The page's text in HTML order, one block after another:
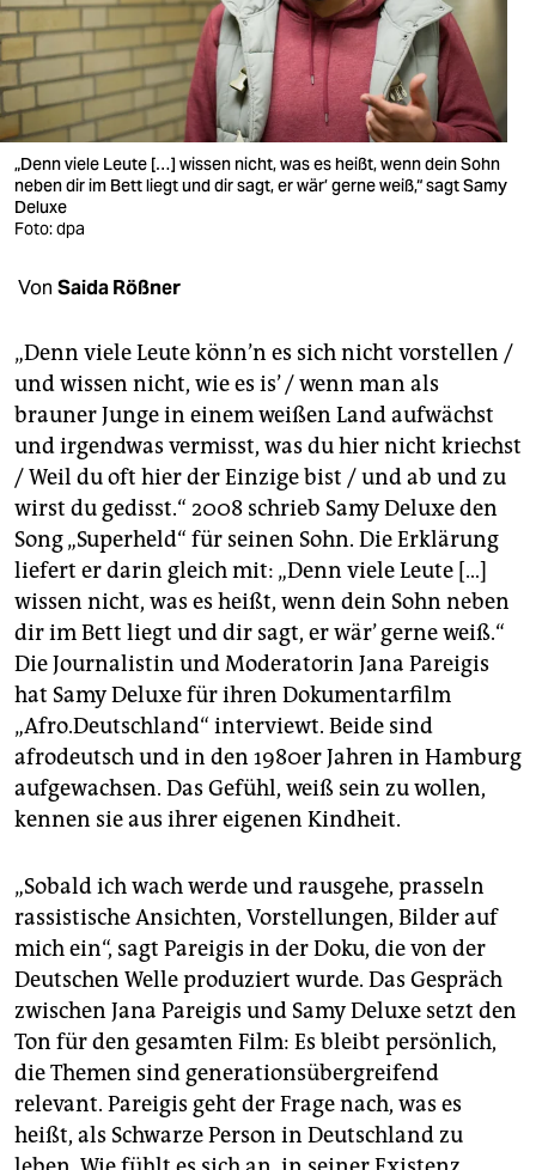
wahrheit
verlag
verlag
veranstaltungen
shop
fragen & hilfe
abo
genossenschaft
epaper login
„Denn viele Leute […] wissen nicht, was es heißt, wenn dein Sohn
neben dir im Bett liegt und dir sagt, er wär’ gerne weiß,“ sagt Samy
Deluxe
Foto: dpa
Von Saida Rößner
„Denn viele Leute könn’n es sich nicht vorstellen /
und wissen nicht, wie es is’ / wenn man als
brauner Junge in einem weißen Land aufwächst
und irgendwas vermisst, was du hier nicht kriechst
/ Weil du oft hier der Einzige bist / und ab und zu
wirst du gedisst.“ 2008 schrieb Samy Deluxe den
Song „Superheld“ für seinen Sohn. Die Erklärung
liefert er darin gleich mit: „Denn viele Leute […]
wissen nicht, was es heißt, wenn dein Sohn neben
dir im Bett liegt und dir sagt, er wär’ gerne weiß.“
Die Journalistin und Moderatorin Jana Pareigis
hat Samy Deluxe für ihren Dokumentarfilm
„Afro.Deutschland“ interviewt. Beide sind
afrodeutsch und in den 1980er Jahren in Hamburg
aufgewachsen. Das Gefühl, weiß sein zu wollen,
kennen sie aus ihrer eigenen Kindheit.
„Sobald ich wach werde und rausgehe, prasseln
rassistische Ansichten, Vorstellungen, Bilder auf
mich ein“, sagt Pareigis in der Doku, die von der
Deutschen Welle produziert wurde. Das Gespräch
zwischen Jana Pa­rei­gis und Samy Deluxe setzt den
Ton für den gesamten Film: Es bleibt persönlich,
die Themen sind generationsübergreifend
relevant. Pareigis geht der Frage nach, was es
heißt, als Schwarze Person in Deutschland zu